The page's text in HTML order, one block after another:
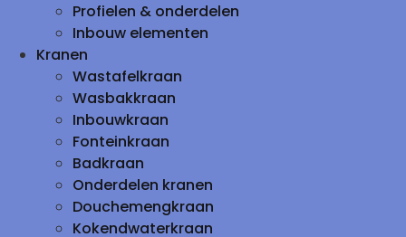
Profielen & onderdelen
Inbouw elementen
Kranen
Wastafelkraan
Wasbakkraan
Inbouwkraan
Fonteinkraan
Badkraan
Onderdelen kranen
Douchemengkraan
Kokendwaterkraan